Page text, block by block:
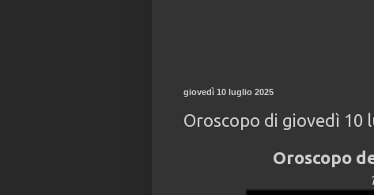
giovedì 10 luglio 2025
Oroscopo di giovedì 10
Oroscopo